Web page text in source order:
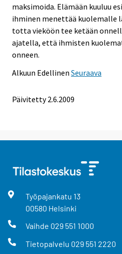
maksimoida. Elämään kuuluu
ihminen menettää kuolemalle
totta vieköön tee ketään
ajatella, että ihmisten
onneen.
Alkuun Edellinen Seuraava
Päivitetty2.6.2009
Työpajankatu 13
00580 Helsinki
Vaihde 029 551 1000
Tietopalvelu 029 551 2220